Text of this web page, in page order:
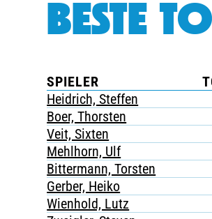
BESTE
SPIELER
Heidrich, Steffen
Boer, Thorsten
Veit, Sixten
Mehlhorn, Ulf
Bittermann, Torsten
Gerber, Heiko
Wienhold, Lutz